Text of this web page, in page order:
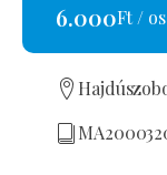
6.000Ft /